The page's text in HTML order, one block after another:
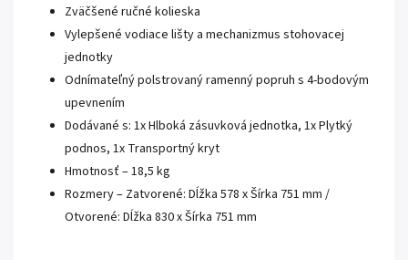
Zväčšené ručné kolieska
Vylepšené vodiace lišty a mechanizmus stohovacej
jednotky
Odnímateľný polstrovaný ramenný popruh s 4-bodovým
upevnením
Dodávané s: 1x Hlboká zásuvková jednotka, 1x Plytký
podnos, 1x Transportný kryt
Hmotnosť – 18,5 kg
Rozmery – Zatvorené: Dĺžka 578 x Šírka 751 mm /
Otvorené: Dĺžka 830 x Šírka 751 mm